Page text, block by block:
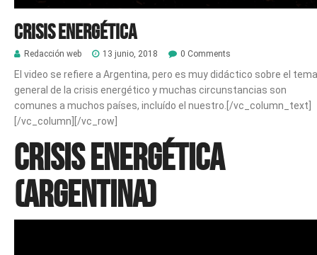
Crisis energética
Redacción web 13 junio, 2018 0 Comments
El video se refiere a Argentina, pero es muy didáctico sobre el tema
general de la crisis energético y muchas circunstancias son
comunes a muchos países, incluído el nuestro.[/vc_column_text]
[/vc_column][/vc_row]
Crisis energética
(Argentina)